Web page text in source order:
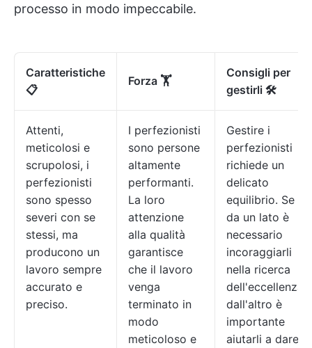
processo in modo impeccabile.
Caratteristiche
📋
Forza 🏋
Consigli per
gestirli 🛠️
Attenti,
meticolosi e
scrupolosi, i
perfezionisti
sono spesso
severi con se
stessi, ma
producono un
lavoro sempre
accurato e
preciso.
I perfezionisti
sono persone
altamente
performanti.
La loro
attenzione
alla qualità
garantisce
che il lavoro
venga
terminato in
modo
meticoloso e
Gestire i
perfezionisti
richiede un
delicato
equilibrio. Se
da un lato è
necessario
incoraggiarli
nella ricerca
dell'eccellenza,
dall'altro è
importante
aiutarli a dare